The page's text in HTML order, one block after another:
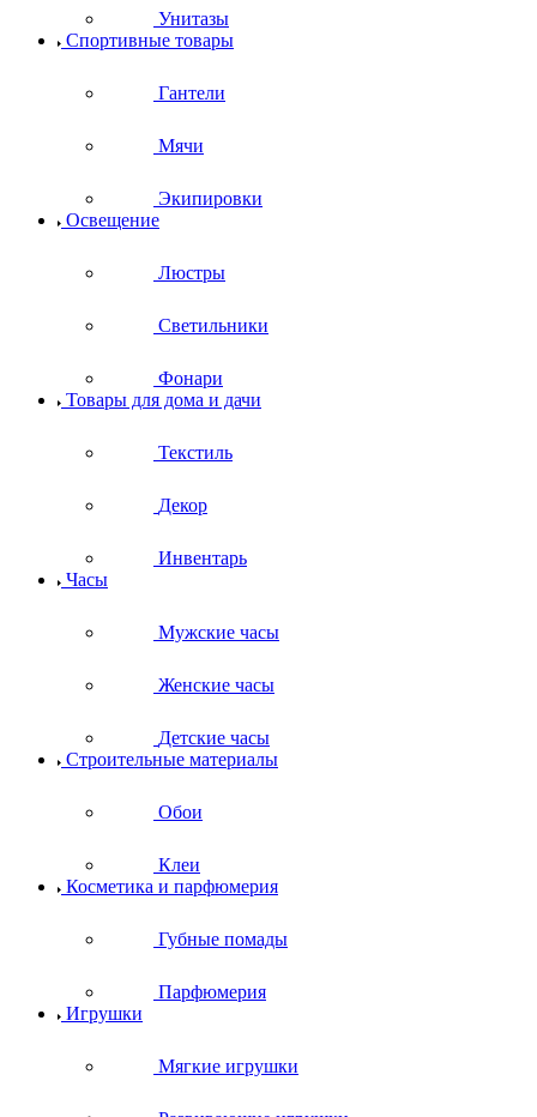
Унитазы
Спортивные товары
Гантели
Мячи
Экипировки
Освещение
Люстры
Светильники
Фонари
Товары для дома и дачи
Текстиль
Декор
Инвентарь
Часы
Мужские часы
Женские часы
Детские часы
Строительные материалы
Обои
Клеи
Косметика и парфюмерия
Губные помады
Парфюмерия
Игрушки
Мягкие игрушки